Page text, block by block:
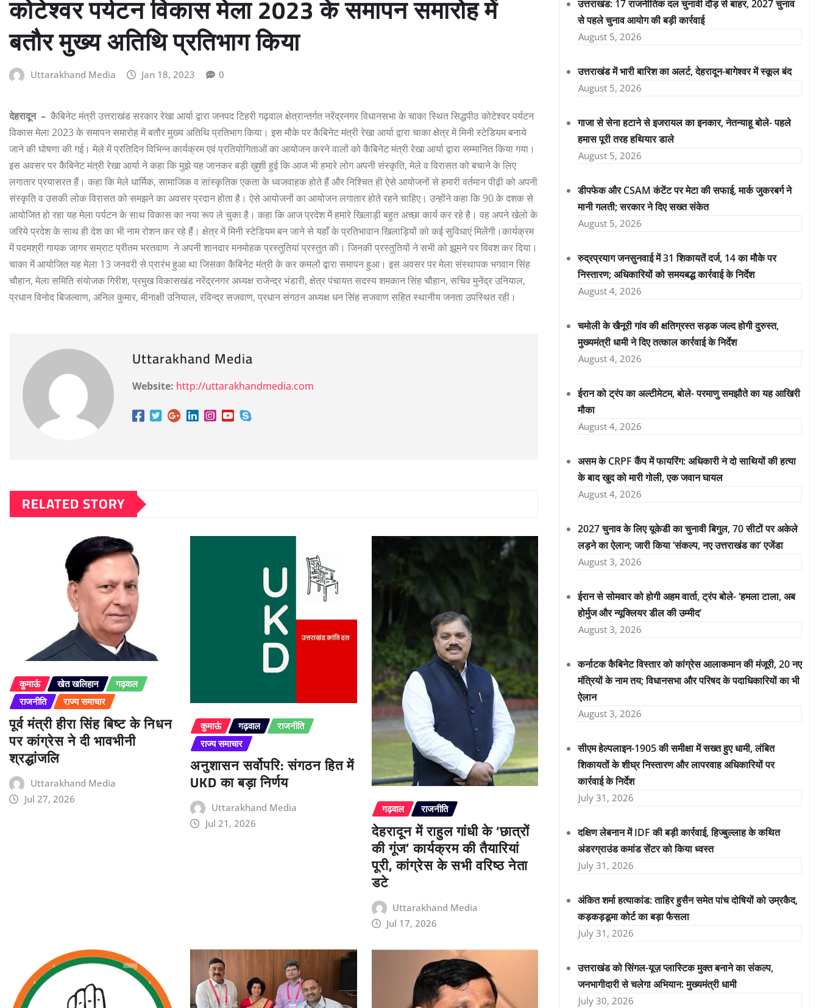
कोटेश्वर पर्यटन विकास मेला 2023 के समापन समारोह में
बतौर मुख्य अतिथि प्रतिभाग किया
Uttarakhand Media Jan 18, 2023 0
देहरादून – कैबिनेट मंत्री उत्तराखंड सरकार रेखा आर्या द्वारा जनपद टिहरी गढ़वाल क्षेत्रान्तर्गत नरेंद्रनगर विधानसभा के चाका स्थित सिद्धपीठ कोटेश्वर पर्यटन
विकास मेला 2023 के समापन समारोह में बतौर मुख्य अतिथि प्रतिभाग किया। इस मौके पर कैबिनेट मंत्री रेखा आर्या द्वारा चाका क्षेत्र में मिनी स्टेडियम बनाये
जाने की घोषणा की गई। मेले में प्रतिदिन विभिन्न कार्यक्रम एवं प्रतियोगिताओं का आयोजन करने वालों को कैबिनेट मंत्री रेखा आर्या द्वारा सम्मानित किया गया।
इस अवसर पर कैबिनेट मंत्री रेखा आर्या ने कहा कि मुझे यह जानकर बड़ी ख़ुशी हुई कि आज भी हमारे लोग अपनी संस्कृति, मेले व विरासत को बचाने के लिए
लगातार प्रयासरत हैं। कहा कि मेले धार्मिक, सामाजिक व सांस्कृतिक एकता के ध्वजवाहक होते हैं और निश्चित ही ऐसे आयोजनों से हमारी वर्तमान पीढ़ी को अपनी
संस्कृति व उसकी लोक विरासत को समझने का अवसर प्रदान होता है। ऐसे आयोजनों का आयोजन लगातार होते रहने चाहिए। उन्होंने कहा कि 90 के दशक से
आयोजित हो रहा यह मेला पर्यटन के साथ विकास का नया रूप ले चुका है। कहा कि आज प्रदेश में हमारे खिलाड़ी बहुत अच्छा कार्य कर रहे है। वह अपने खेलो के
जरिये प्रदेश के साथ ही देश का भी नाम रोशन कर रहे हैं। क्षेत्र में मिनी स्टेडियम बन जाने से यहाँ के प्रतिभावान खिलाड़ियों को कई सुविधाएं मिलेंगी।कार्यक्रम
में पदमश्री गायक जागर सम्राट प्रीतम भरतवाण ने अपनी शानदार मनमोहक प्रस्तुतियां प्रस्तुत की। जिनकी प्रस्तुतियों ने सभी को झूमने पर विवश कर दिया।
चाका में आयोजित यह मेला 13 जनवरी से प्रारंभ हुआ था जिसका कैबिनेट मंत्री के कर कमलों द्वारा समापन हुआ। इस अवसर पर मेला संस्थापक भगवान सिंह
चौहान, मेला समिति संयोजक गिरीश, प्रमुख विकासखंड नरेंद्रनगर अध्यक्ष राजेन्द्र भंडारी, क्षेत्र पंचायत सदस्य शमकान सिंह चौहान, सचिव मुनेंद्र उनियाल,
प्रधान विनोद बिजल्वाण, अनिल कुमार, मीनाक्षी उनियाल, रविन्द्र सजवाण, प्रधान संगठन अध्यक्ष धन सिंह सजवाण सहित स्थानीय जनता उपस्थित रही।
Uttarakhand Media
Website: http://uttarakhandmedia.com
RELATED STORY
कुमाऊं खेत खलिहान
गढ़वाल
राजनीति
राज्य समाचार
पूर्व मंत्री हीरा सिंह बिष्ट के निधन
पर कांग्रेस ने दी भावभीनी
श्रद्धांजलि
Uttarakhand Media
Jul 27, 2026
कुमाऊं गढ़वाल
राजनीति
राज्य समाचार
अनुशासन सर्वोपरि: संगठन हित में
UKD का बड़ा निर्णय
Uttarakhand Media
Jul 21, 2026
गढ़वाल राजनीति
देहरादून में राहुल गांधी के ‘छात्रों
की गूंज’ कार्यक्रम की तैयारियां
पूरी, कांग्रेस के सभी वरिष्ठ नेता
डटे
Uttarakhand Media
Jul 17, 2026
उत्तराखंड: 17 राजनीतिक दल चुनावी दौड़ से बाहर, 2027 चुनाव
से पहले चुनाव आयोग की बड़ी कार्रवाई
August 5, 2026
उत्तराखंड में भारी बारिश का अलर्ट, देहरादून-बागेश्वर में स्कूल बंद
August 5, 2026
गाजा से सेना हटाने से इजरायल का इनकार, नेतन्याहू बोले- पहले
हमास पूरी तरह हथियार डाले
August 5, 2026
डीपफेक और CSAM कंटेंट पर मेटा की सफाई, मार्क जुकरबर्ग ने
मानी गलती; सरकार ने दिए सख्त संकेत
August 5, 2026
रुद्रप्रयाग जनसुनवाई में 31 शिकायतें दर्ज, 14 का मौके पर
निस्तारण; अधिकारियों को समयबद्ध कार्रवाई के निर्देश
August 4, 2026
चमोली के खैनूरी गांव की क्षतिग्रस्त सड़क जल्द होगी दुरुस्त,
मुख्यमंत्री धामी ने दिए तत्काल कार्रवाई के निर्देश
August 4, 2026
ईरान को ट्रंप का अल्टीमेटम, बोले- परमाणु समझौते का यह आखिरी
मौका
August 4, 2026
असम के CRPF कैंप में फायरिंग: अधिकारी ने दो साथियों की हत्या
के बाद खुद को मारी गोली, एक जवान घायल
August 4, 2026
2027 चुनाव के लिए यूकेडी का चुनावी बिगुल, 70 सीटों पर अकेले
लड़ने का ऐलान; जारी किया ‘संकल्प, नए उत्तराखंड का’ एजेंडा
August 3, 2026
ईरान से सोमवार को होगी अहम वार्ता, ट्रंप बोले- ‘हमला टाला, अब
होर्मुज और न्यूक्लियर डील की उम्मीद’
August 3, 2026
कर्नाटक कैबिनेट विस्तार को कांग्रेस आलाकमान की मंजूरी, 20 नए
मंत्रियों के नाम तय; विधानसभा और परिषद के पदाधिकारियों का भी
ऐलान
August 3, 2026
सीएम हेल्पलाइन-1905 की समीक्षा में सख्त हुए धामी, लंबित
शिकायतों के शीघ्र निस्तारण और लापरवाह अधिकारियों पर
कार्रवाई के निर्देश
July 31, 2026
दक्षिण लेबनान में IDF की बड़ी कार्रवाई, हिज्बुल्लाह के कथित
अंडरग्राउंड कमांड सेंटर को किया ध्वस्त
July 31, 2026
अंकित शर्मा हत्याकांड: ताहिर हुसैन समेत पांच दोषियों को उम्रकैद,
कड़कड़डूमा कोर्ट का बड़ा फैसला
July 31, 2026
उत्तराखंड को सिंगल-यूज़ प्लास्टिक मुक्त बनाने का संकल्प,
जनभागीदारी से चलेगा अभियान: मुख्यमंत्री धामी
July 30, 2026